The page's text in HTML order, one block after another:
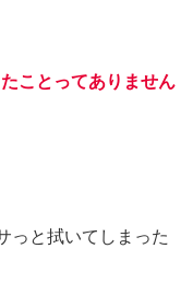
ことってありません
っと拭いてしまった